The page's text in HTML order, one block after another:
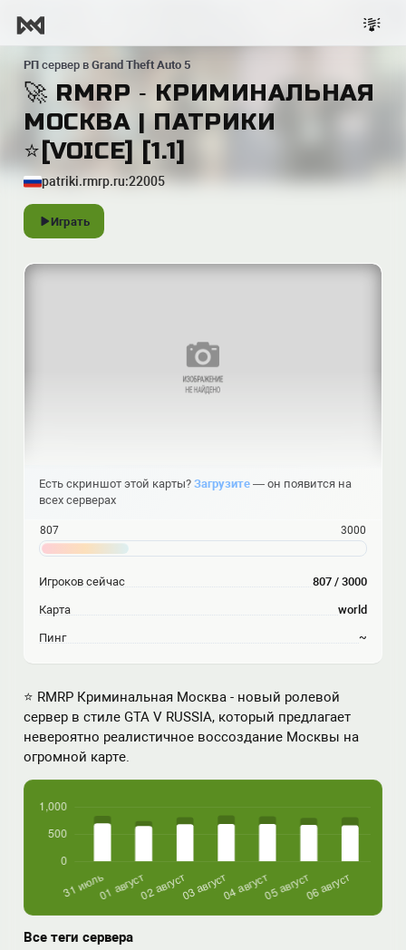
РП сервер в Grand Theft Auto 5
🚀 RMRP ‐ КРИМИНАЛЬНАЯ
МОСКВА | ПАТРИКИ
⭐️[VOICE] [1.1]
patriki.rmrp.ru:22005
Играть
⭐ RMRP Криминальная Москва - новый ролевой
сервер в стиле GTA V RUSSIA, который предлагает
невероятно реалистичное воссоздание Москвы на
огромной карте.
Все теги сервера
Есть скриншот этой карты? Загрузите — он появится на
всех серверах
807 3000
Игроков сейчас 807 / 3000
Карта world
Пинг ~